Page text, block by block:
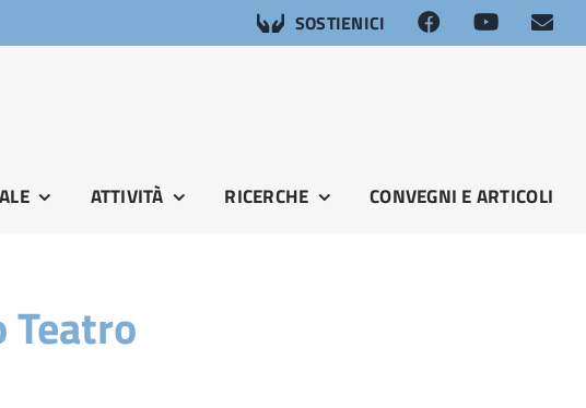
SOSTIENICI
ATTIVITÀ RICERCHE CONVEGNI E ARTICOLI
Teatro